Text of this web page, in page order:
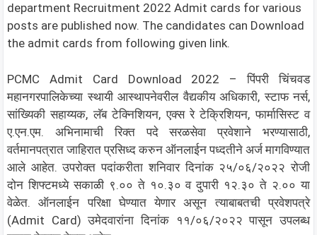
department Recruitment 2022 Admit cards for various
posts are published now. The candidates can Download
the admit cards from following given link.
PCMC Admit Card Download 2022 – पिंपरी चिंचवड
महानगरपालिकेच्या स्थायी आस्थापनेवरील वैद्यकीय अधिकारी, स्टाफ नर्स,
सांख्यिकी सहाय्यक, लॅब टेक्निशियन, एक्स रे टेक्रिशियन, फार्मासिस्ट व
ए.एन.एम. अभिनामाची रिक्त पदे सरळसेवा प्रवेशाने भरण्यासाठी,
वर्तमानपत्रात जाहिरात प्रसिध्द करुन ऑनलाईन पध्दतीने अर्ज मागविण्यात
आले आहेत. उपरोक्त पदांकरीता शनिवार दिनांक २५/०६/२०२२ रोजी
दोन शिफ्टमध्ये सकाळी ९.०० ते १०.३० व दुपारी १२.३० ते २.०० या
वेळेत. ऑनलाईन परिक्षा घेण्यात येणार असून त्याबाबतची प्रवेशपत्रे
(Admit Card) उमेदवारांना दिनांक ११/०६/२०२२ पासून उपलब्ध